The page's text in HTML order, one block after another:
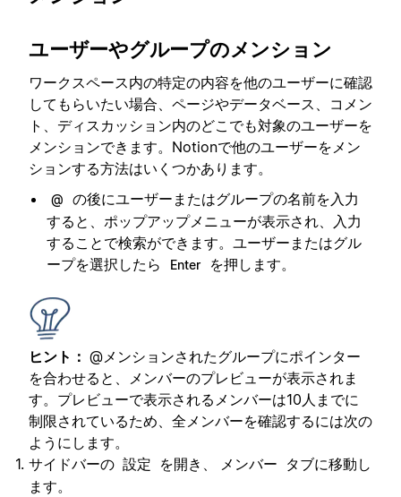
ユーザーやグループのメンション
ワークスペース内の特定の内容を他のユーザーに確認
してもらいたい場合、ページやデータベース、コメン
ト、ディスカッション内のどこでも対象のユーザーを
メンションできます。Notionで他のユーザーをメン
ションする方法はいくつかあります。
@
の後にユーザーまたはグループの名前を入力
すると、ポップアップメニューが表示され、入力
することで検索ができます。ユーザーまたはグル
ープを選択したら
Enter を押します。
ヒント： @メンションされたグループにポインター
を合わせると、メンバーのプレビューが表示されま
す。プレビューで表示されるメンバーは10人までに
制限されているため、全メンバーを確認するには次の
ようにします。
サイドバーの 設定 を開き、 メンバー
タブに移動し
ます。